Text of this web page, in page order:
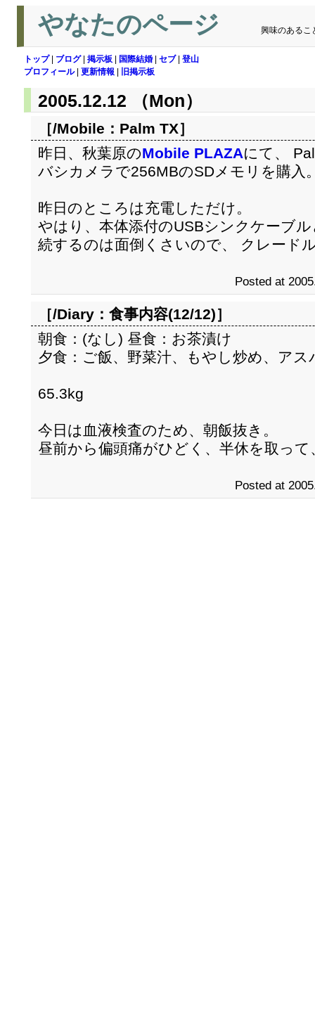
やなたのページ 興味のあるこ
トップ| ブログ| 掲示板 国際結婚 セブ| 登山
プロフィール| 更新情報 旧掲示板
2005.12.12 （Mon）
［/Mobile： Palm TX］
昨日、秋葉原のMobile PLAZAにて、
バシカメラで256MBのSDメモリを購入
昨日のところは充電しただけ。
やはり、本体添付のUSBシンクケーブ
続するのは面倒くさいので、 クレード
Posted at
［/Diary： 食事内容(12/12)］
朝食：(なし) 昼食：お茶漬け
夕食：ご飯、野菜汁、もやし炒め、ア
65.3kg
今日は血液検査のため、朝飯抜き。
昼前から偏頭痛がひどく、半休を取っ
Posted at